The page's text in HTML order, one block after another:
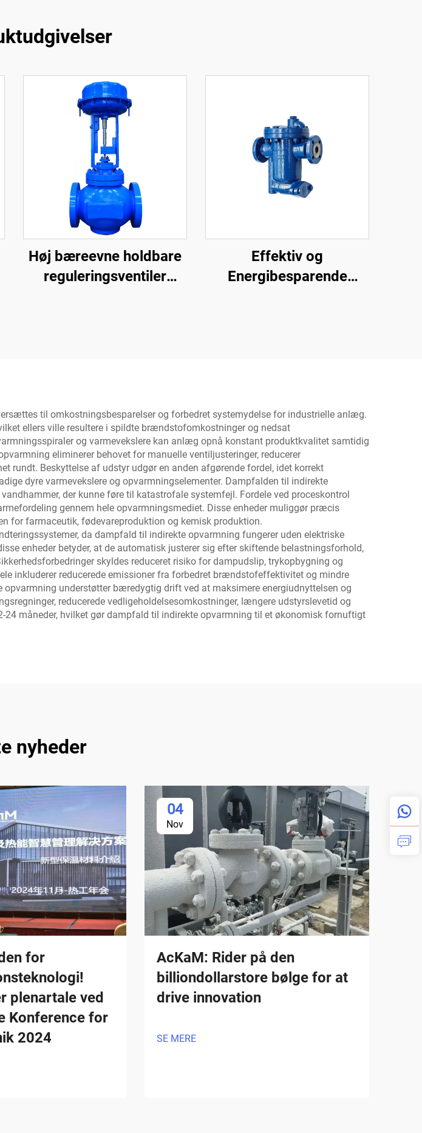
Høj bæreevne holdbare
reguleringsventiler
Effektiv og
Energibesparende
til omkostningsbesparelser og forbedret systemydelse for industrielle anlæg.
ellers ville resultere i spildte brændstofomkostninger og nedsat
og varmevekslere kan anlæg opnå konstant produktkvalitet samtidig
eliminerer behovet for manuelle ventiljusteringer, reducerer
rundt. Beskyttelse af udstyr udgør en anden afgørende fordel, idet korrekt
dyre varmevekslere og opvarmningselementer. Dampfalden til indirekte
der kunne føre til katastrofale systemfejl. Fordele ved proceskontrol
gennem hele opvarmningsmediet. Disse enheder muliggør præcis
for farmaceutik, fødevareproduktion og kemisk produktion.
da dampfald til indirekte opvarmning fungerer uden elektriske
enheder betyder, at de automatisk justerer sig efter skiftende belastningsforhold,
skyldes reduceret risiko for dampudslip, trykopbygning og
inkluderer reducerede emissioner fra forbedret brændstofeffektivitet og mindre
understøtter bæredygtig drift ved at maksimere energiudnyttelsen og
reducerede vedligeholdelsesomkostninger, længere udstyrslevetid og
måneder, hvilket gør dampfald til indirekte opvarmning til et økonomisk fornuftigt
nyheder
for
plenartale ved
Konference for
2024
04
Nov
AcKaM: Rider på den
billiondollarstore bølge for at
drive innovation
SE MERE